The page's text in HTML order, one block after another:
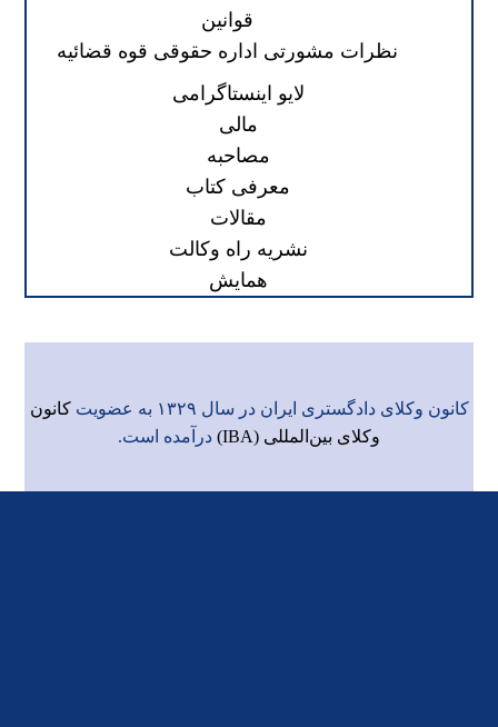
قوانین
نظرات مشورتی اداره حقوقی قوه قضائیه
لایو اینستاگرامی
مالی
مصاحبه
معرفی کتاب
مقالات
نشریه راه وکالت
همایش
کانون وکلای دادگستری ایران در سال ۱۳۲۹ به عضویت
کانون
وکلای بین‌المللی (IBA)
درآمده است.